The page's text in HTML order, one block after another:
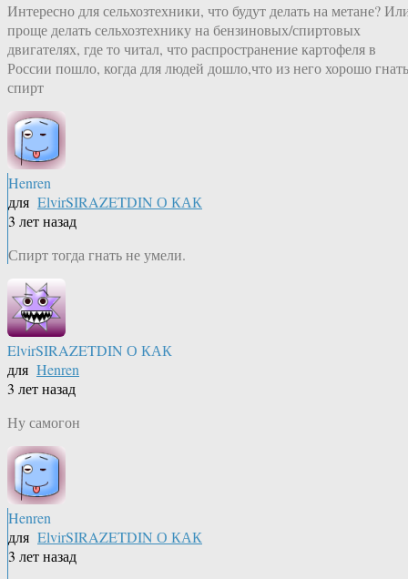
Интересно для сельхозтехники, что будут делать на метане?
проще делать сельхозтехнику на бензиновых/спиртовых
двигателях, где то читал, что распространение картофеля в
России пошло, когда для людей дошло,что из него хорошо гнать
спирт
Henren
для ElvirSIRAZETDIN О КАК
3 лет назад
Спирт тогда гнать не умели.
ElvirSIRAZETDIN О КАК
для Henren
3 лет назад
Ну самогон
Henren
для ElvirSIRAZETDIN О КАК
3 лет назад